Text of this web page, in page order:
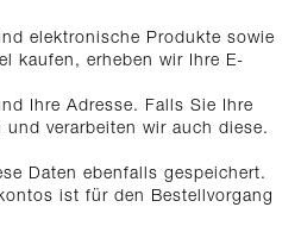
elektronische Produkte sowie
kaufen, erheben wir Ihre E-
Ihre Adresse. Falls Sie Ihre
verarbeiten wir auch diese.
Daten ebenfalls gespeichert.
ist für den Bestellvorgang